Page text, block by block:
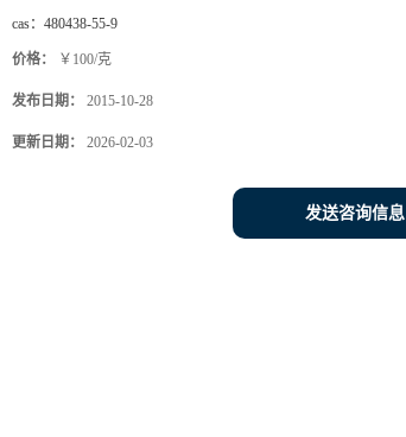
cas： 480438-55-9
价格： ￥100/克
发布日期： 2015-10-28
更新日期： 2026-02-03
发送咨询信息